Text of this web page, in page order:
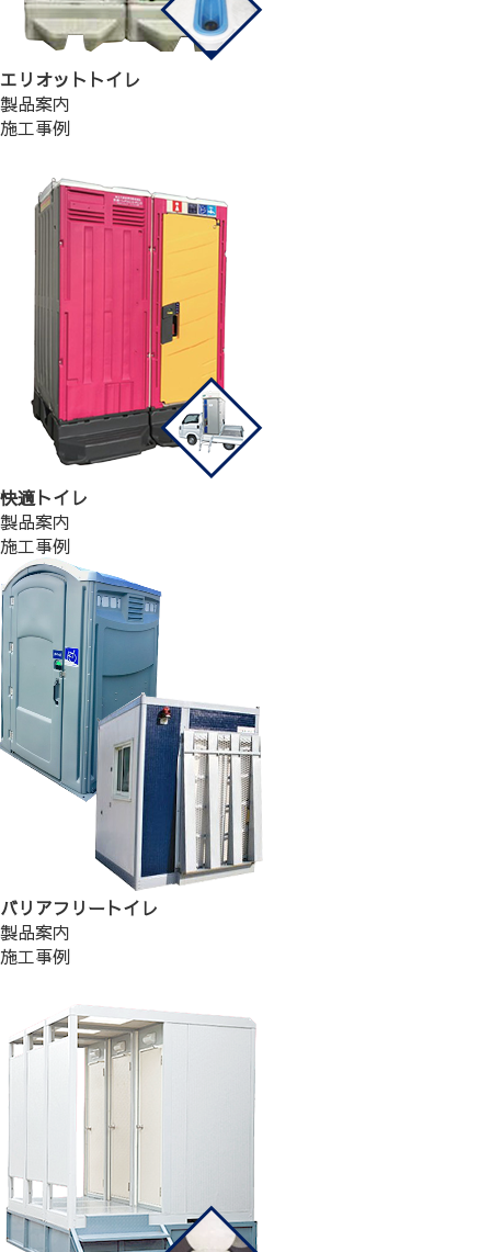
エリオットトイレ
製品案内
施工事例
快適トイレ
製品案内
施工事例
バリアフリートイレ
製品案内
施工事例